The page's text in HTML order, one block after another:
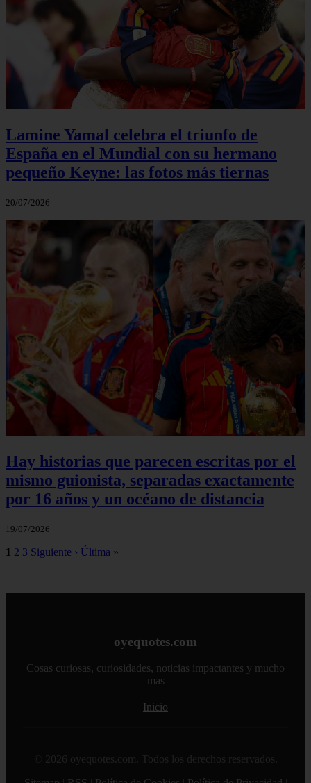
Lamine Yamal celebra el triunfo de
España en el Mundial con su hermano
pequeño Keyne: las fotos más tiernas
20/07/2026
Hay historias que parecen escritas por el
mismo guionista, separadas exactamente
por 16 años y un océano de distancia
19/07/2026
1 2 3 Siguiente › Última »
oyequotes.com
Cosas curiosas, curiosidades, noticias impactantes y mucho
mas
Inicio
© 2026 oyequotes.com. Todos los derechos reservados.